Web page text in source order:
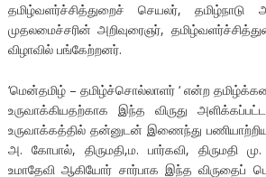
தமிழ்வளர்ச்சித்துறைச் செயலர், தமிழ்நாடு
முதலமைச்சரின் அறிவுரைஞர்,
விழாவில் பங்கேற்றனர்.
‘மென்தமிழ் – தமிழ்ச்சொல்லாளர் ‘ என்ற
உருவாக்கியதற்காக இந்த விருது
உருவாக்கத்தில் தன்னுடன் இணைந்து பணியாற்றிய
அ. கோபால், திருமதி,ம. பார்கவி, திருமதி
உமாதேவி ஆகியோர் சார்பாக இந்த விருதைப்